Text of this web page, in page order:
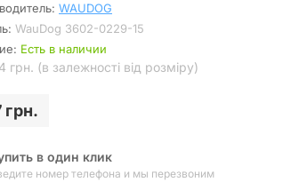
WAUDOG
WauDog 3602-0229-15
Есть в наличии
грн. (в залежності від розміру)
грн.
в один клик
номер телефона и мы перезвоним